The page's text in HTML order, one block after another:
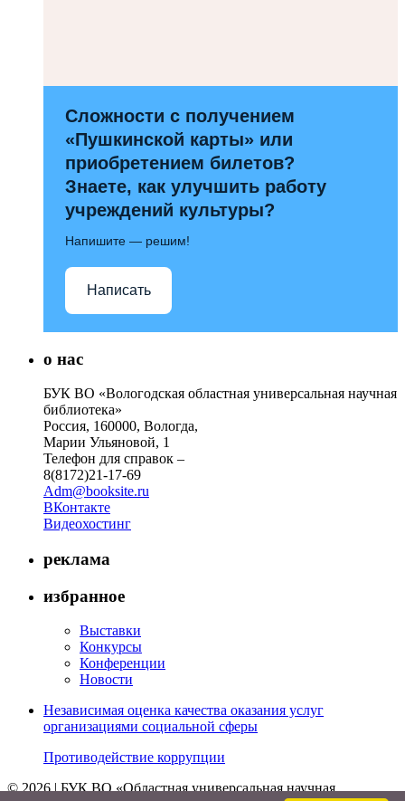
Сложности с получением
«Пушкинской карты» или
приобретением билетов?
Знаете, как улучшить работу
учреждений культуры?
Напишите — решим!
Написать
о нас
БУК ВО «Вологодская областная универсальная научная
библиотека»
Россия, 160000, Вологда,
Марии Ульяновой, 1
Телефон для справок –
8(8172)21-17-69
Adm@booksite.ru
ВКонтакте
Видеохостинг
реклама
избранное
Выставки
Конкурсы
Конференции
Новости
Независимая оценка качества оказания услуг
организациями социальной сферы
Противодействие коррупции
© 2026 | БУК ВО «Областная универсальная научная